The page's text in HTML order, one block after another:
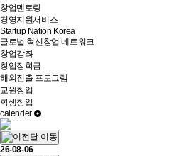
창업멘토링
경영지원서비스
Startup Nation Korea
글로벌 혁신창업 네트워크
창업강좌
창업장학금
해외진출 프로그램
교원창업
학생창업
calender
26-08-06